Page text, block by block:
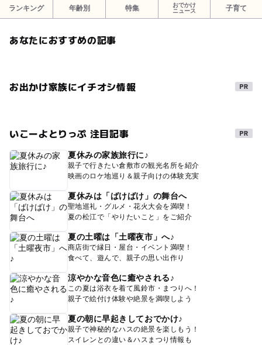
ランキング 年齢別 特集
おでかけ
ニュース
子育て
あなたにおすすめの記事
お出かけ家族にイチオシ情報
いこーよとりっぷ 注目記事
夏休みの家族旅行に♪
親子で行きたい倉敷市の観光名所を紹介
映画のロケ地巡り＆親子向けの体験充実
夏休みは「ばけばけ」の舞台へ
聖地巡礼・グルメ・花火大会を満喫！
夏の松江で「やりたいこと」をご紹介
夏の土曜は「土曜夜市」へ♪
商店街で縁日・屋台・イベント満喫！
食べて、遊んで、親子の思い出作り
涼やかな音色に癒やされる♪
この夏は浴衣を着て風鈴市・まつりへ！
親子で絵付け体験や絶景を満喫しよう
夏の朝に早起きしておでかけ♪
親子で神秘的なハスの絶景を楽しもう！
スイレンとの違い＆ハスまつり情報も